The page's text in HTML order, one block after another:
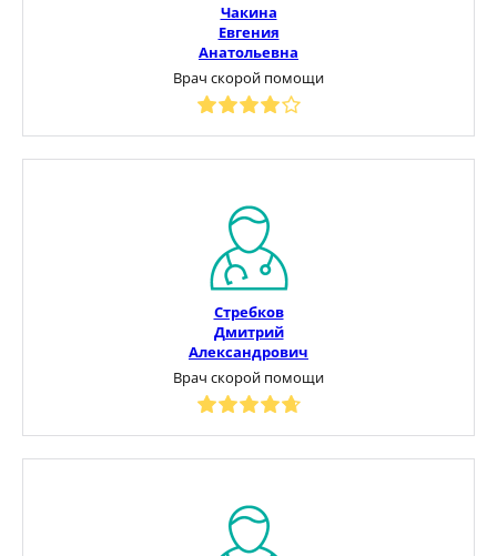
Чакина
Евгения
Анатольевна
Врач скорой помощи
Стребков
Дмитрий
Александрович
Врач скорой помощи